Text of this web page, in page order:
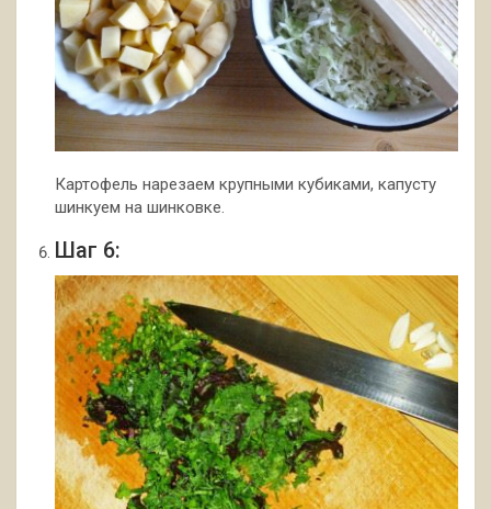
Картофель нарезаем крупными кубиками, капусту
шинкуем на шинковке.
Шаг 6: